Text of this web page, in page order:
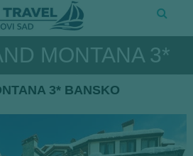
MONTANA 3*
3* BANSKO